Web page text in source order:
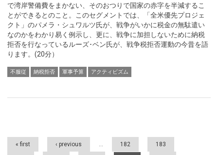
で湾岸警備費をまかない、そのおつりで国家の赤字を半減するこ
とができるとのこと。このセグメントでは、「全米優先プロジェ
クト」のパメラ・シュワルツ氏が、戦争がいかに税金の無駄遣い
なのかをわかり易く例示し、更に、戦争に加担しないために納税
拒否を行なっているルーズ･ベン氏が、戦争税拒否運動の今昔を語
ります。(20分）
不服従 納税拒否 軍事予算 アクティビズム
Pages
« first ‹ previous … 182 183